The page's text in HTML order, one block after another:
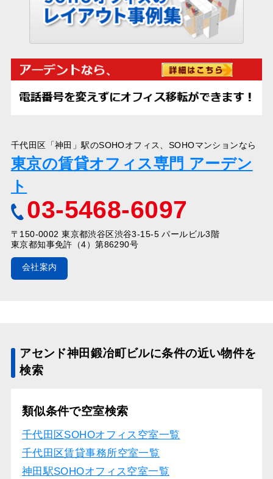
千代田区「神田」駅のSOHOオフィス、SOHOマンションなら
東京の賃貸オフィス専門 アーデン
ト
03-5468-6097
〒150-0002 東京都渋谷区渋谷3-15-5 パールビル3階
東京都知事免許（4）第86290号
会社案内
アセンド神田鍛冶町ビルに条件の近い物件を
検索
類似条件で空室検索
千代田区SOHOオフィス空室一覧
千代田区賃貸事務所空室一覧
神田駅SOHOオフィス空室一覧